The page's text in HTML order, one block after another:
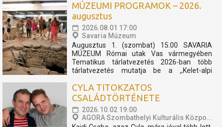
relikviákból nyílik kiállítás, mely megidézi a 60
éves KRESZ Park múltját. 1966-ban nyitotta
meg kapuit városunk egyik ikonikus kedvelt...
MÚZEUMI PROGRAMOK – 2026.
augusztus
2026.08.01 17:00
Savaria Múzeum
Augusztus 1. (szombat) 15.00 SAVARIA
MÚZEUM Római utak Vas vármegyében
Tematikus tárlatvezetés 2026-ban több
tárlatvezetés mutatja be a ,,Kelet-alpi
alkalomra tervezett sorozat a geológiai
előzményektől napjainkig villantja fel azokat
CYLA TITOKZATOS
CSALÁDTÖRTÉNETE
2026.10.02 19:00
AGORA Szombathelyi Kulturális Központ